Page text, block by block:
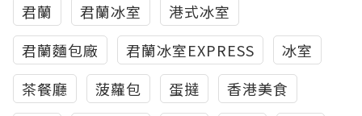
君蘭 君蘭冰室
港式冰室
君蘭麵包廠
君蘭冰室EXPRESS
冰室
茶餐廳
菠蘿包 蛋撻
香港美食